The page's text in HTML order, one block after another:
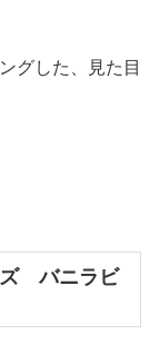
グした、見た目
ズ バニラビ